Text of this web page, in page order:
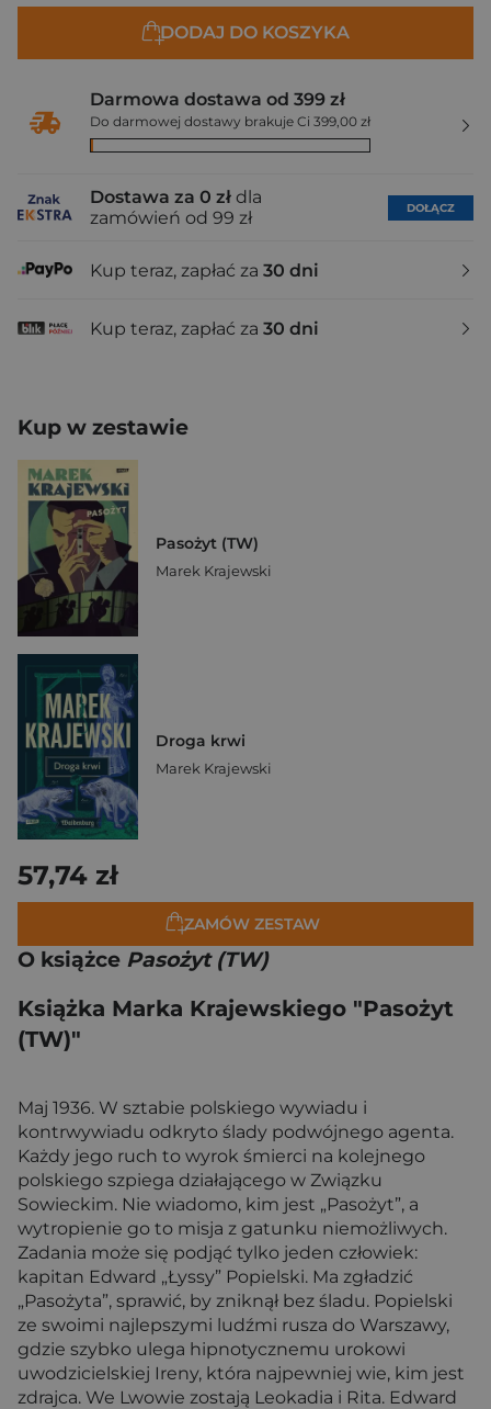
DODAJ DO KOSZYKA
Darmowa dostawa od 399 zł
Do darmowej dostawy brakuje Ci 399,00 zł
Dostawa za 0 zł dla
zamówień od 99 zł
DOŁĄCZ
Kup teraz, zapłać za 30 dni
Kup teraz, zapłać za 30 dni
Kup w zestawie
Pasożyt (TW)
Marek Krajewski
Droga krwi
Marek Krajewski
57,74 zł
ZAMÓW ZESTAW
O książce Pasożyt (TW)
Książka Marka Krajewskiego "Pasożyt
(TW)"
Maj 1936. W sztabie polskiego wywiadu i
kontrwywiadu odkryto ślady podwójnego agenta.
Każdy jego ruch to wyrok śmierci na kolejnego
polskiego szpiega działającego w Związku
Sowieckim. Nie wiadomo, kim jest „Pasożyt”, a
wytropienie go to misja z gatunku niemożliwych.
Zadania może się podjąć tylko jeden człowiek:
kapitan Edward „Łyssy” Popielski. Ma zgładzić
„Pasożyta”, sprawić, by zniknął bez śladu. Popielski
ze swoimi najlepszymi ludźmi rusza do Warszawy,
gdzie szybko ulega hipnotycznemu urokowi
uwodzicielskiej Ireny, która najpewniej wie, kim jest
zdrajca. We Lwowie zostają Leokadia i Rita. Edward